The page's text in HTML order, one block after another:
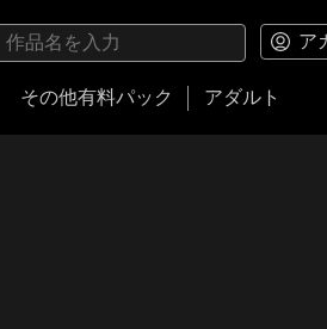
ア
その他有料パック アダルト